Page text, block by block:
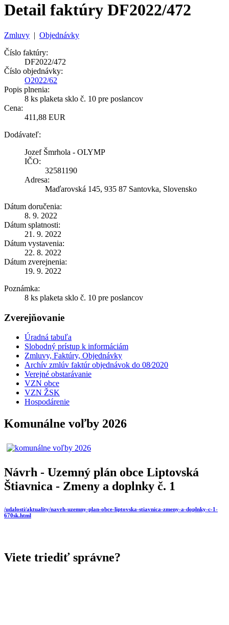
Detail faktúry DF2022/472
Zmluvy | Objednávky
Číslo faktúry:
DF2022/472
Číslo objednávky:
O2022/62
Popis plnenia:
8 ks plaketa sklo č. 10 pre poslancov
Cena:
411,88 EUR
Dodávateľ:
Jozef Šmrhola - OLYMP
IČO:
32581190
Adresa:
Maďarovská 145, 935 87 Santovka, Slovensko
Dátum doručenia:
8. 9. 2022
Dátum splatnosti:
21. 9. 2022
Dátum vystavenia:
22. 8. 2022
Dátum zverejnenia:
19. 9. 2022
Poznámka:
8 ks plaketa sklo č. 10 pre poslancov
Zverejňovanie
Úradná tabuľa
Slobodný prístup k informáciám
Zmluvy, Faktúry, Objednávky
Archív zmlúv faktúr objednávok do 08⁄2020
Verejné obstarávanie
VZN obce
VZN ŽSK
Hospodárenie
Komunálne voľby 2026
Návrh - Uzemný plán obce Liptovská
Štiavnica - Zmeny a doplnky č. 1
/udalosti/aktuality/navrh-uzemny-plan-obce-liptovska-stiavnica-zmeny-a-doplnky-c-1-
670sk.html
Viete triediť správne?